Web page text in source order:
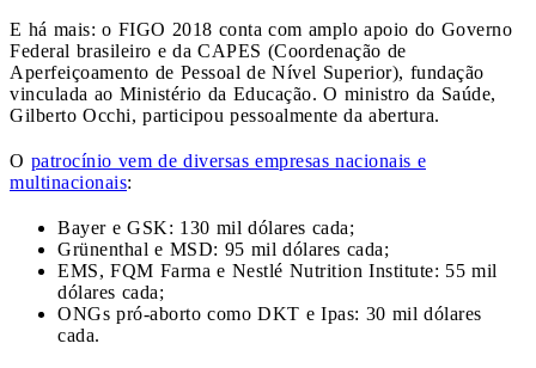
E há mais: o FIGO 2018 conta com amplo apoio do Governo
Federal brasileiro e da CAPES (Coordenação de
Aperfeiçoamento de Pessoal de Nível Superior), fundação
vinculada ao Ministério da Educação. O ministro da Saúde,
Gilberto Occhi, participou pessoalmente da abertura.
O patrocínio vem de diversas empresas nacionais e
multinacionais:
Bayer e GSK: 130 mil dólares cada;
Grünenthal e MSD: 95 mil dólares cada;
EMS, FQM Farma e Nestlé Nutrition Institute: 55 mil
dólares cada;
ONGs pró-aborto como DKT e Ipas: 30 mil dólares
cada.